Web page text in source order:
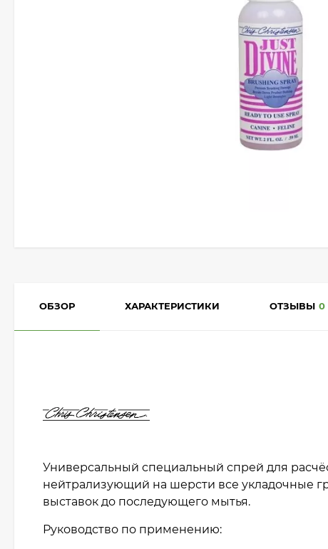
ОБЗОР ХАРАКТЕРИСТИКИ ОТЗЫВЫ 0
Универсальный специальный спрей для
нейтрализующий на шерсти все укладочные
выставок до последующего мытья.
Руководство по применению: